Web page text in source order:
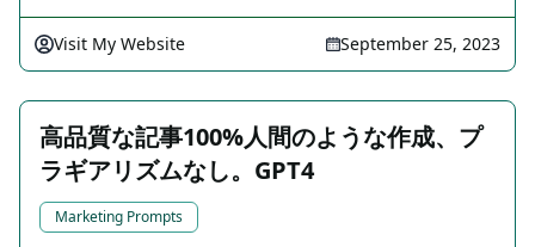
Visit My Website September 25, 2023
高品質な記事100%人間のような作成、プ
ラギアリズムなし。GPT4
Marketing Prompts